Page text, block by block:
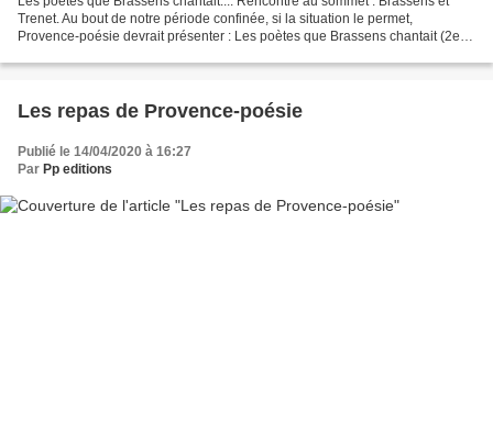
Trenet. Au bout de notre période confinée, si la situation le permet,
Provence-poésie devrait présenter : Les poètes que Brassens chantait (2e
Les repas de Provence-poésie
Publié le 14/04/2020 à 16:27
Par Pp editions